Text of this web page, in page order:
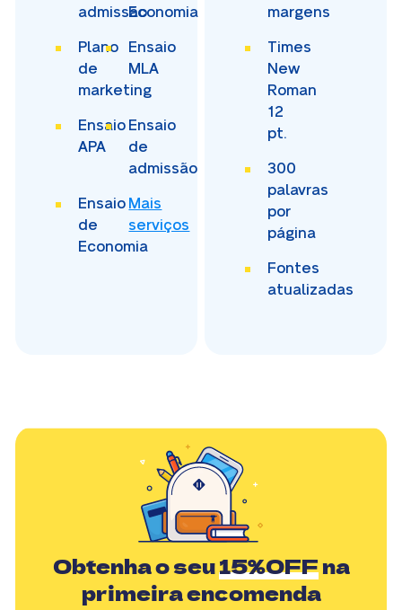
admissãoEconomia
Plano
de
marketing
Ensaio
MLA
Ensaio
APA
Ensaio
de
admissão
Ensaio
de
Economia
Mais
serviços
margens
Times
New
Roman
12
pt.
300
palavras
por
página
Fontes
atualizadas
Obtenha o seu15%OFFna
primeira encomenda